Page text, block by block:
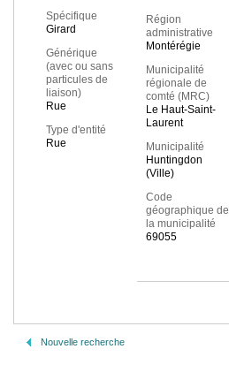
Spécifique
Girard
Générique
(avec ou sans
particules de
liaison)
Rue
Type d'entité
Rue
Région
administrative
Montérégie
Municipalité
régionale de
comté (MRC)
Le Haut-Saint-
Laurent
Municipalité
Huntingdon
(Ville)
Code
géographique de
la municipalité
69055
Nouvelle recherche